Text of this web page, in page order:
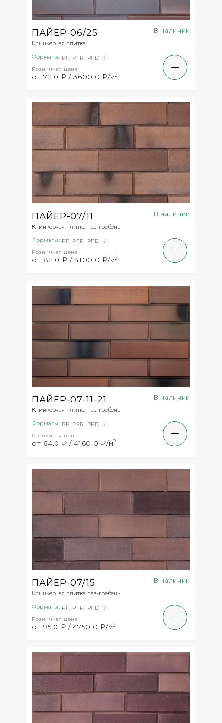
ПАЙЕР-06/25
Клинкерная плитка
В наличии
Форматы: PF, PFR, PFD
Розничная цена
от 72.0 ₽ / 3600.0 ₽/м2
ПАЙЕР-07/11
Клинкерная плитка паз-гребень
В наличии
Форматы: PF, PFR, PFD
Розничная цена
от 82.0 ₽ / 4100.0 ₽/м2
ПАЙЕР-07-11-21
Клинкерная плитка паз-гребень
В наличии
Форматы: PF, PFR, PFD
Розничная цена
от 64.0 ₽ / 4160.0 ₽/м2
ПАЙЕР-07/15
Клинкерная плитка паз-гребень
В наличии
Форматы: PF, PFR, PFD
Розничная цена
от 95.0 ₽ / 4750.0 ₽/м2